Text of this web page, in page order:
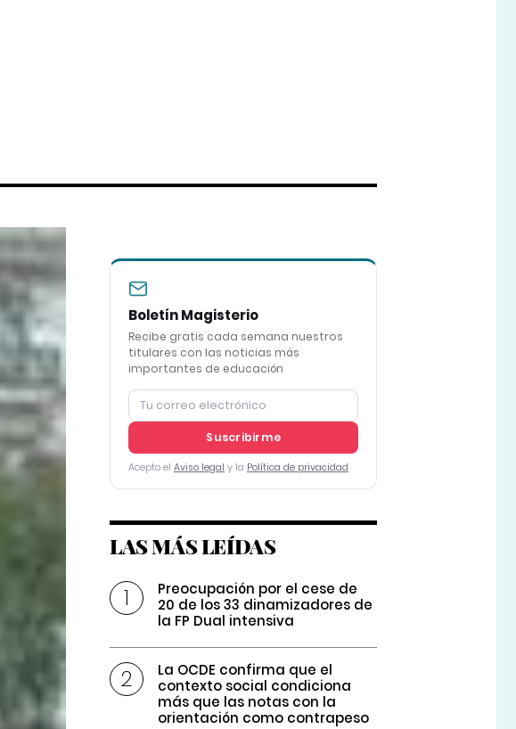
Boletín Magisterio
Recibe gratis cada semana nuestros
titulares con las noticias más
importantes de educación
Suscribirme
Acepto el Aviso legal y la Política de privacidad
LAS MÁS LEÍDAS
Preocupación por el cese de
20 de los 33 dinamizadores de
la FP Dual intensiva
La OCDE confirma que el
contexto social condiciona
más que las notas con la
orientación como contrapeso